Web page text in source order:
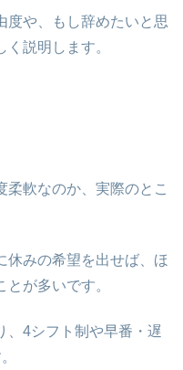
度や、もし辞めたいと思
説明します。
柔軟なのか、実際のとこ
休みの希望を出せば、ほ
が多いです。
、4シフト制や早番・遅